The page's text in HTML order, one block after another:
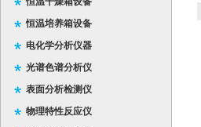
恒温培养箱设备
电化学分析仪器
光谱色谱分析仪
表面分析检测仪
物理特性反应仪